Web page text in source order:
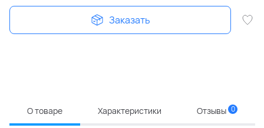
Заказать
О товаре Характеристики Отзывы 0